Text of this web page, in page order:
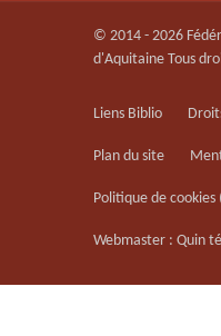
© 2014 - 2026
d'Aquitaine Tous
Liens Biblio
Plan du site
Politique de cookies
Webmaster : Quin